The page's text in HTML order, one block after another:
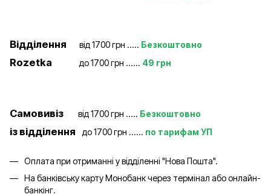
Відділення від 1700 грн ..... Безкоштовно
Rozetka до 1700 грн ...... 49 грн
Самовивіз від 1700 грн ..... Безкоштовно
із відділення до 1700 грн ...... по тарифам УП
Оплата при отриманні у відділенні "Нова Пошта".
На банківську карту Монобанк через термінал або онлайн-
банкінг.